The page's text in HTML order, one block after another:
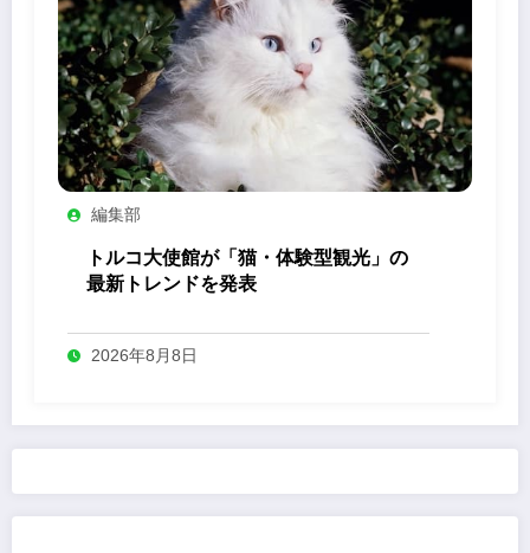
編集部
トルコ大使館が「猫・体験型観光」の
最新トレンドを発表
2026年8月8日